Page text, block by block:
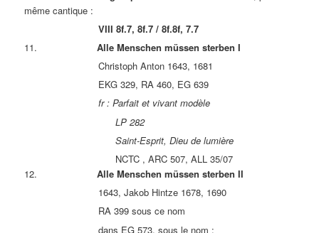
même cantique :
VIII 8f.7, 8f.7 / 8f.8f, 7.7
11.Alle Menschen müssen sterben I
Christoph Anton 1643, 1681
EKG 329, RA 460, EG 639
fr : Parfait et vivant modèle
LP 282
Saint-Esprit, Dieu de lumière
NCTC , ARC 507, ALL 35/07
12.Alle Menschen müssen sterben II
1643, Jakob Hintze 1678, 1690
RA 399 sous ce nom
dans EG 573, sous le nom :